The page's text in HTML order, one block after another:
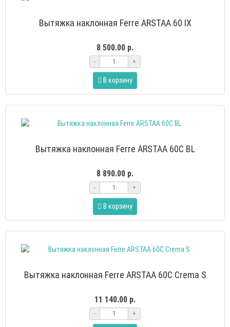
Вытяжка наклонная Ferre ARSTAA 60 IX
8 500.00 р.
- +
В корзину
Вытяжка наклонная Ferre ARSTAA 60C BL
8 890.00 р.
- +
В корзину
Вытяжка наклонная Ferre ARSTAA 60C Crema S
11 140.00 р.
- +